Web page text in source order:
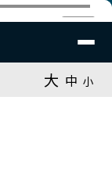
大 中 小